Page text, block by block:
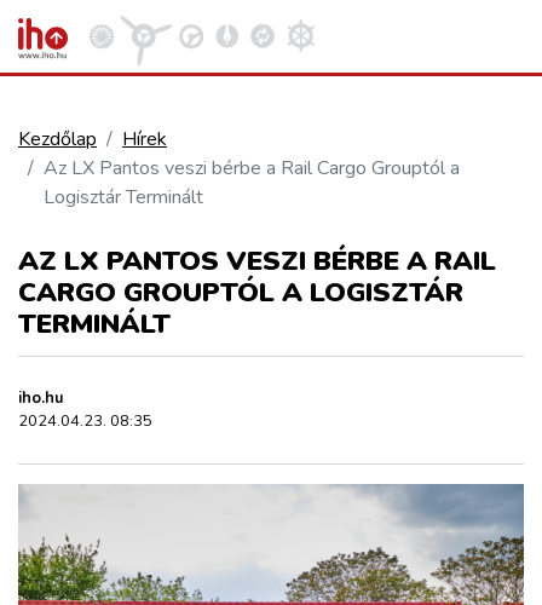
VASÚT
KÖZÚT
REPÜLÉS
KÖZLEKEDÉSFEJLESZTÉS
ZÖLDÚT
Kezdőlap
Hírek
Az LX Pantos veszi bérbe a Rail Cargo Grouptól a
Logisztár Terminált
AZ LX PANTOS VESZI BÉRBE A RAIL
CARGO GROUPTÓL A LOGISZTÁR
TERMINÁLT
iho.hu
2024.04.23. 08:35